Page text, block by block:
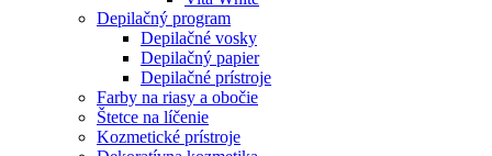
Depilačný program
Depilačné vosky
Depilačný papier
Depilačné prístroje
Farby na riasy a obočie
Štetce na líčenie
Kozmetické prístroje